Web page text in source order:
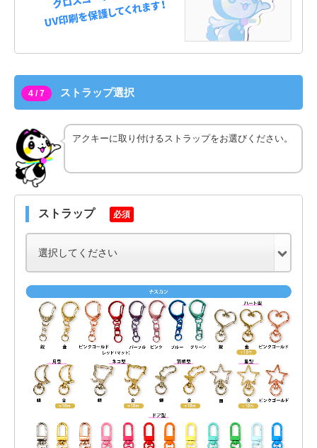
4 / 7 ストラップ選択
アクキーに取り付けるストラップをお選びください。
ストラップ 必須